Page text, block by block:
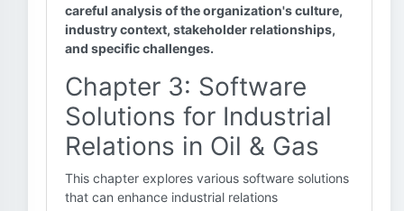
careful analysis of the organization's culture,
industry context, stakeholder relationships,
and specific challenges.
Chapter 3: Software
Solutions for Industrial
Relations in Oil & Gas
This chapter explores various software solutions
that can enhance industrial relations